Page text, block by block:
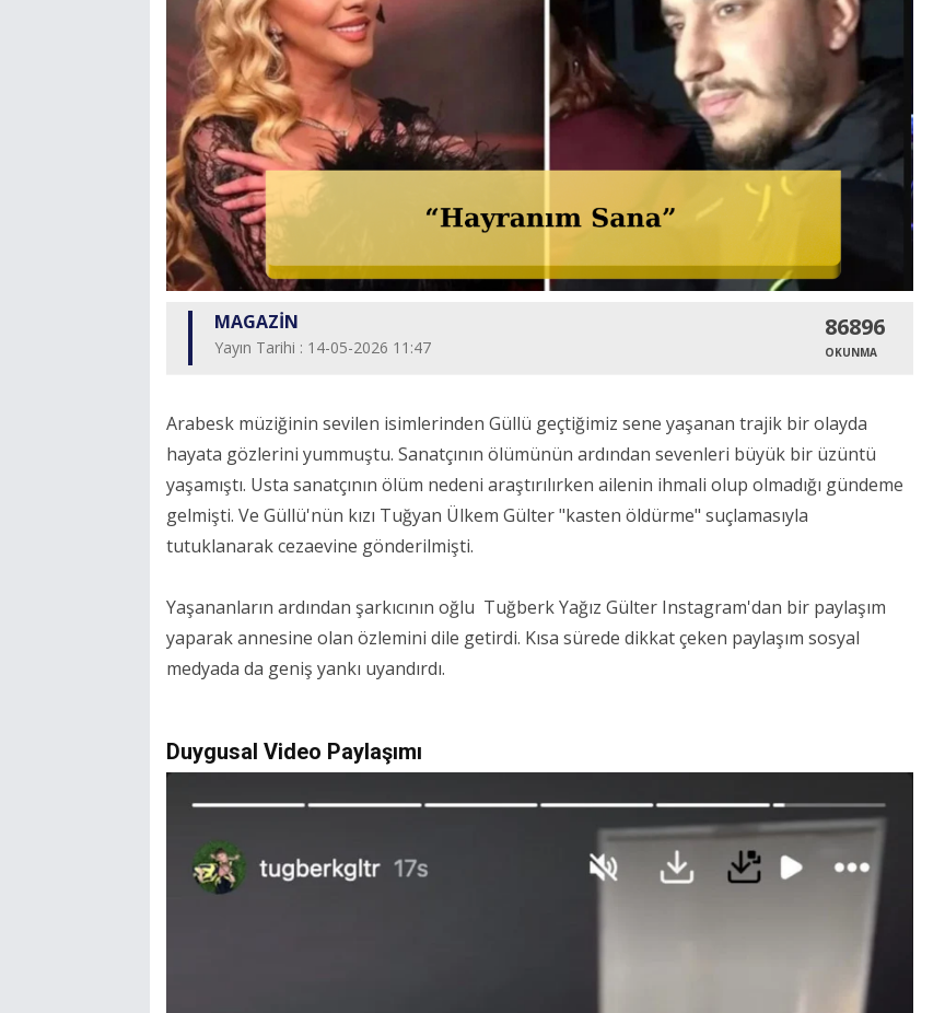
MAGAZİN
Yayın Tarihi : 14-05-2026 11:47
86896
OKUNMA
Arabesk müziğinin sevilen isimlerinden Güllü geçtiğimiz sene yaşanan trajik bir olayda
hayata gözlerini yummuştu. Sanatçının ölümünün ardından sevenleri büyük bir üzüntü
yaşamıştı. Usta sanatçının ölüm nedeni araştırılırken ailenin ihmali olup olmadığı gündeme
gelmişti. Ve Güllü'nün kızı Tuğyan Ülkem Gülter "kasten öldürme" suçlamasıyla
tutuklanarak cezaevine gönderilmişti.
Yaşananların ardından şarkıcının oğlu Tuğberk Yağız Gülter Instagram'dan bir paylaşım
yaparak annesine olan özlemini dile getirdi. Kısa sürede dikkat çeken paylaşım sosyal
medyada da geniş yankı uyandırdı.
Duygusal Video Paylaşımı